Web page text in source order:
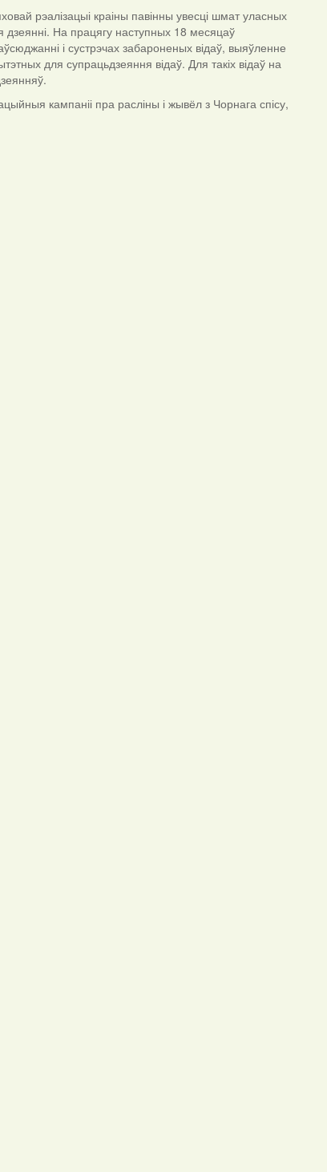
рэалізацыі краіны павінны увесці шмат уласных
На працягу наступных 18 месяцаў
і сустрэчах забароненых відаў, выяўленне
для супрацьдзеяння відаў. Для такіх відаў на
кампаніі пра расліны і жывёл з Чорнага спісу,